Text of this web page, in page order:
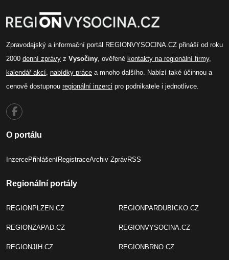
Zpravodajský a informační portál REGIONVYSOCINA.CZ přináší od roku
2000 denní zprávy z Vysočiny , ověřené kontakty na regionální firmy,
kalendář akcí nabídky práce a mnoho dalšího. Nabízí také účinnou a
cenově dostupnou regionální inzerci pro podnikatele i jednotlivce.
O portálu
InzercePřihlášeníRegistraceArchiv ZprávRSS
Regionální portály
REGIONPLZEN.CZ
REGIONZAPAD.CZ
REGIONJIH.CZ
REGIONPARDUBICKO.CZ
REGIONVYSOCINA.CZ
REGIONBRNO.CZ